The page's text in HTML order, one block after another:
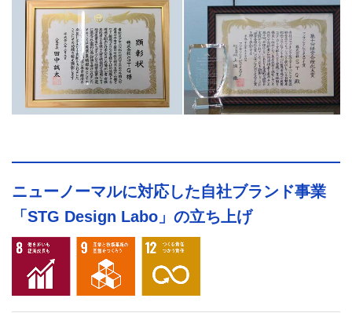
ニューノーマルに対応した自社ブランド事業
「STG Design Labo」の立ち上げ